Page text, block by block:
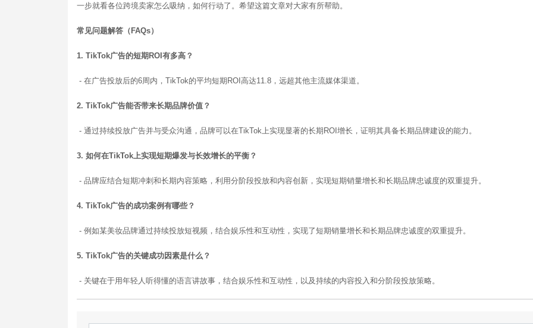
一步就看各位跨境卖家怎么吸纳，如何行动了。希望这篇文章对大家有所帮助。
常见问题解答（FAQs）
1. TikTok广告的短期ROI有多高？
- 在广告投放后的6周内，TikTok的平均短期ROI高达11.8，远超其他主流媒体渠道。
2. TikTok广告能否带来长期品牌价值？
- 通过持续投放广告并与受众沟通，品牌可以在TikTok上实现显著的长期ROI增长，证明其具备长期品牌建设的能力。
3. 如何在TikTok上实现短期爆发与长效增长的平衡？
- 品牌应结合短期冲刺和长期内容策略，利用分阶段投放和内容创新，实现短期销量增长和长期品牌忠诚度的双重提升。
4. TikTok广告的成功案例有哪些？
- 例如某美妆品牌通过持续投放短视频，结合娱乐性和互动性，实现了短期销量增长和长期品牌忠诚度的双重提升。
5. TikTok广告的关键成功因素是什么？
- 关键在于用年轻人听得懂的语言讲故事，结合娱乐性和互动性，以及持续的内容投入和分阶段投放策略。